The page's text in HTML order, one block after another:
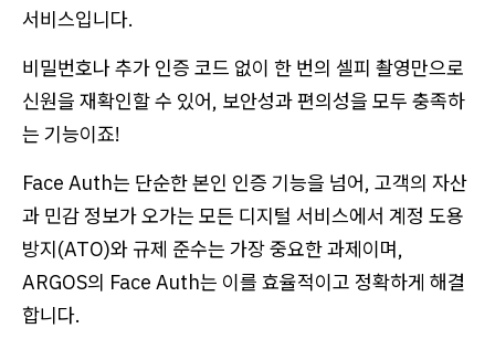
서비스입니다.
비밀번호나 추가 인증 코드 없이 한 번의 셀피 촬영만으로
신원을 재확인할 수 있어, 보안성과 편의성을 모두 충족하
는 기능이죠!
Face Auth는 단순한 본인 인증 기능을 넘어, 고객의 자산
과 민감 정보가 오가는 모든 디지털 서비스에서 계정 도용
방지(ATO)와 규제 준수는 가장 중요한 과제이며,
ARGOS의 Face Auth는 이를 효율적이고 정확하게 해결
합니다.